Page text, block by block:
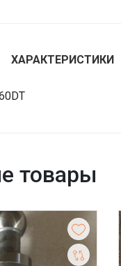
ХАРАКТЕРИСТИКИ
товары